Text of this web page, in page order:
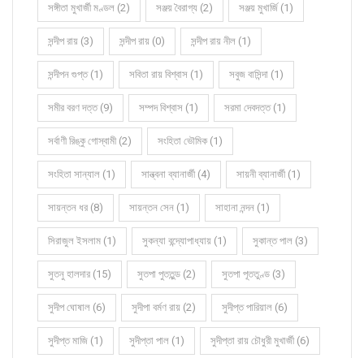
সঙ্গীতা মুখার্জী মণ্ডল (2) সঞ্জয় বৈরাগ্য (2) সঞ্জয় মুখার্জি (1)
সন্দীপ রায় (3) সন্দীপ রায় (0) সন্দীপ রায় নীল (1)
সন্দীপন গুপ্ত (1) সবিতা রায় বিশ্বাস (1) সবুজ বাসিন্দা (1)
সমীর বরণ দত্ত (9) সম্পদ বিশ্বাস (1) সরমা দেবদত্ত (1)
সর্বাণী রিঙ্কু গোস্বামী (2) সংহিতা ভৌমিক (1)
সংহিতা সান্যাল (1) সান্ত্বনা ব্যানার্জী (4) সায়নী ব্যানার্জী (1)
সায়ন্তন ধর (8) সায়ন্তন সেন (1) সাহানা নন্দন (1)
সিরাজুল ইসলাম (1) সুকন্যা বন্দ্যোপাধ্যায় (1) সুকান্ত পাল (3)
সুতনু হালদার (15) সুতপা পুততুন্ড (2) সুতপা পূততুণ্ড (3)
সুদীপ ঘোষাল (6) সুদীপা বর্মণ রায় (2) সুদীপ্ত পারিয়াল (6)
সুদীপ্ত মাজি (1) সুদীপ্তা পাল (1) সুদীপ্তা রায় চৌধুরী মুখার্জী (6)